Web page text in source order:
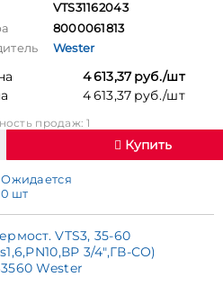
VTS31162043
8000061813
Wester
4 613,37 руб./шт
4 613,37 руб./шт
продаж: 1
Купить
Ожидается
0 шт
VTS3, 35-60
3/4",ГВ-СО)
Wester